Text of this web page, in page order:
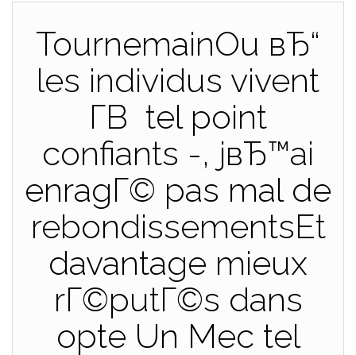
TournemainOu вЂ“
les individus vivent
Г­В tel point
confiants -, jвЂ™ai
enragГ© pas mal de
rebondissementsEt
davantage mieux
rГ©putГ©s dans
opte Un Mec tel